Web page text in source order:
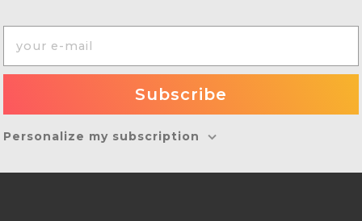
Personalize my subscription